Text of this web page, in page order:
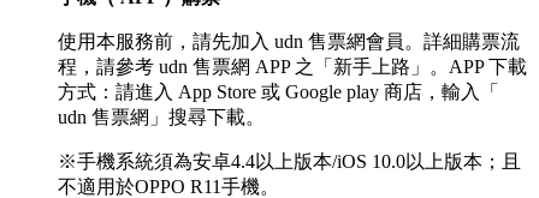
使用本服務前，請先加入 udn 售票網會員。詳細購票流
程，請參考 udn 售票網 APP 之「新手上路」。APP 下載
方式：請進入 App Store 或 Google play 商店，輸入「
udn 售票網」搜尋下載。
※手機系統須為安卓4.4以上版本/iOS 10.0以上版本；且
不適用於OPPO R11手機。